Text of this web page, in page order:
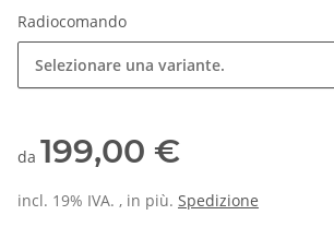
Radiocomando
Selezionare una variante.
da 199,00 €
incl. 19% IVA. , in più. Spedizione